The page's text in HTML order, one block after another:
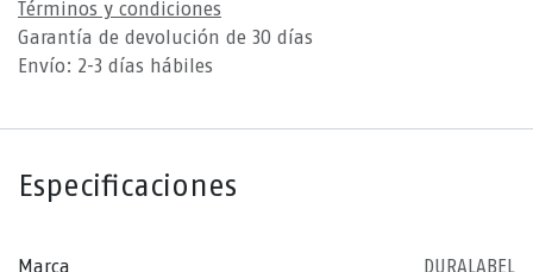
Términos y condiciones
Garantía de devolución de 30 días
Envío: 2-3 días hábiles
Especificaciones
Marca DURALABEL